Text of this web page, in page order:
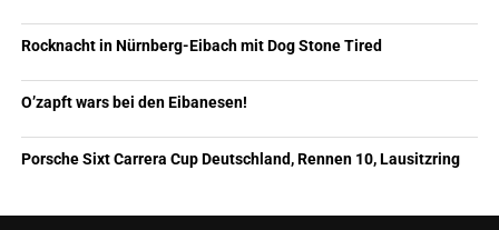
Rocknacht in Nürnberg-Eibach mit Dog Stone Tired
O’zapft wars bei den Eibanesen!
Porsche Sixt Carrera Cup Deutschland, Rennen 10, Lausitzring